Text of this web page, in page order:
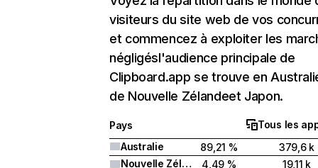
visiteurs du site web de vos
et commencez à exploiter les
négligésl'audience principale de
Clipboard.app se trouve en
de Nouvelle Zélandeet Japon.
Pays
Tous les
Australie
89,21 %
379,6 k
Nouvelle Zélande
4,49 %
19,11 k